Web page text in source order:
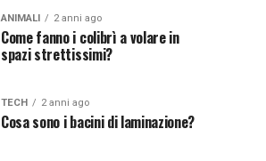
ANIMALI 2 anni ago
Come fanno i colibrì a volare in
spazi strettissimi?
TECH 2 anni ago
Cosa sono i bacini di laminazione?